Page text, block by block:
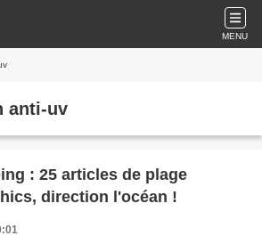
MENU
anti-uv
: 25 articles de plage
direction l'océan !